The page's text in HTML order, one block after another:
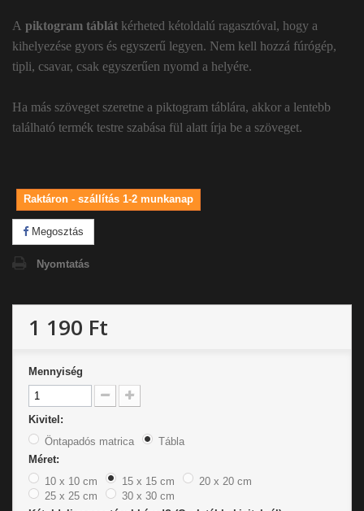
A piktogram táblát kérheted kétoldalú ragasztóval, hogy a
kihelyezése gyors és egyszerű legyen. Nem kell hozzá fúrógép,
tipli, csavar, csak egyszerűen nyomd a helyére.
Ha más szöveget szeretne a piktogram táblára, akkor a lentebb
található termék testre szabása fül alatt írja be a szöveget.
Raktáron - szállítás 1-2 munkanap
Megosztás
Nyomtatás
1 190 Ft
Mennyiség
Kivitel:
Öntapadós matrica
Tábla
Méret:
10 x 10 cm
15 x 15 cm
20 x 20 cm
25 x 25 cm
30 x 30 cm